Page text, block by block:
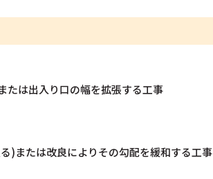
たは出入り口の幅を拡張する工事
)または改良によりその勾配を緩和する工事